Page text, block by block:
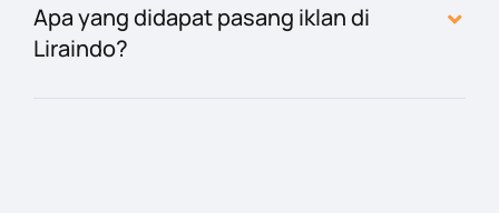
Apa yang didapat pasang iklan di
Liraindo?